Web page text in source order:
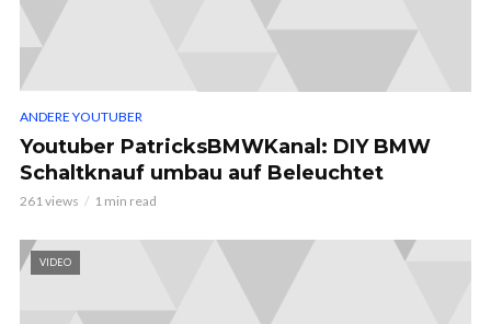
ANDERE YOUTUBER
Youtuber PatricksBMWKanal: DIY BMW
Schaltknauf umbau auf Beleuchtet
261 views 1 min read
VIDEO